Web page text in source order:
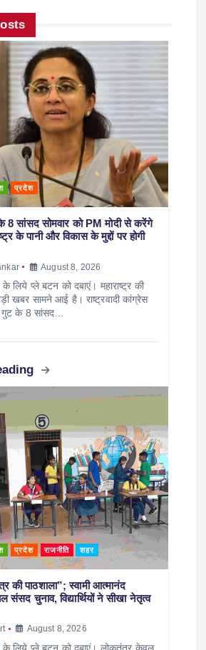
प्रदेश
8 सांसद सोमवार को PM मोदी से करेंगे
के पानी और विकास के मुद्दों पर होगी
August 8, 2026
प्ले बटन को दबाएं। महाराष्ट्र की
खबर सामने आई है। राष्ट्रवादी कांग्रेस
गुट के 8 सांसद…
प्रदेश राजनीति शहर
की पाठशाला”; स्वामी आत्मानंद
संसद चुनाव, विद्यार्थियों ने सीखा नेतृत्व
August 8, 2026
लिये प्ले बटन को दबाएं। लोकतंत्र केवल